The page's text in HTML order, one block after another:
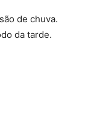
de chuva.
da tarde.